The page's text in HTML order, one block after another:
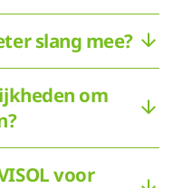
slang mee?
om
voor